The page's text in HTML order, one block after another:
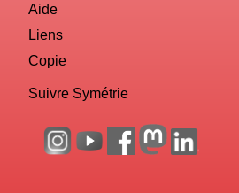
Aide
Liens
Copie
Suivre Symétrie